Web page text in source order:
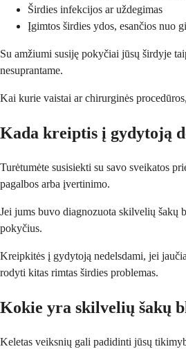
Širdies infekcijos ar uždegimas
Įgimtos širdies ydos, esančios nuo
Su amžiumi susiję pokyčiai jūsų širdyje
nesuprantame.
Kai kurie vaistai ar chirurginės
Kada kreiptis į gydytoją
Turėtumėte susisiekti su savo sveikatos
pagalbos arba įvertinimo.
Jei jums buvo diagnozuota skilvelių šakų
pokyčius.
Kreipkitės į gydytoją nedelsdami, jei
rodyti kitas rimtas širdies problemas.
Kokie yra skilvelių šakų
Keletas veiksnių gali padidinti jūsų